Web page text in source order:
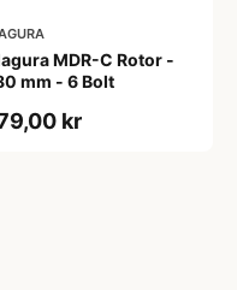
MDR-C Rotor -
mm - 6 Bolt
kr